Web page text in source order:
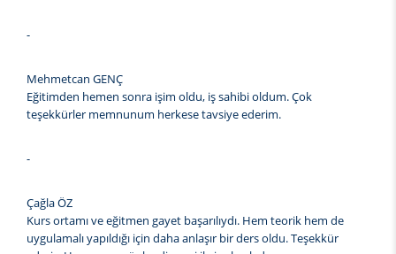
-
Mehmetcan GENÇ
Eğitimden hemen sonra işim oldu, iş sahibi oldum. Çok
teşekkürler memnunum herkese tavsiye ederim.
-
Çağla ÖZ
Kurs ortamı ve eğitmen gayet başarılıydı. Hem teorik hem de
uygulamalı yapıldığı için daha anlaşır bir ders oldu. Teşekkür